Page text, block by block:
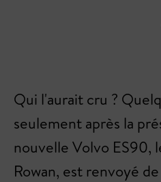
Qui l'aurait cru ?
seulement après la
nouvelle Volvo ES90,
Rowan, est renvoyé